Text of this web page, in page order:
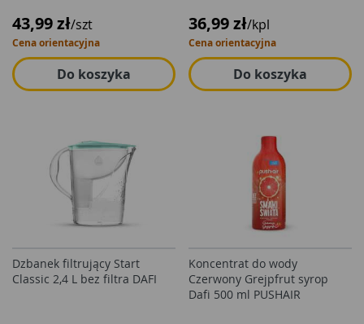
43,99 zł/szt
Cena orientacyjna
Do koszyka
36,99 zł/kpl
Cena orientacyjna
Do koszyka
Dzbanek filtrujący Start
Classic 2,4 L bez filtra DAFI
Koncentrat do wody
Czerwony Grejpfrut syrop
Dafi 500 ml PUSHAIR